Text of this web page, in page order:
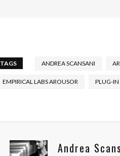
TAGS ANDREA SCANSANI
EMPIRICAL LABS AROUSOR PLUG-IN
Andrea